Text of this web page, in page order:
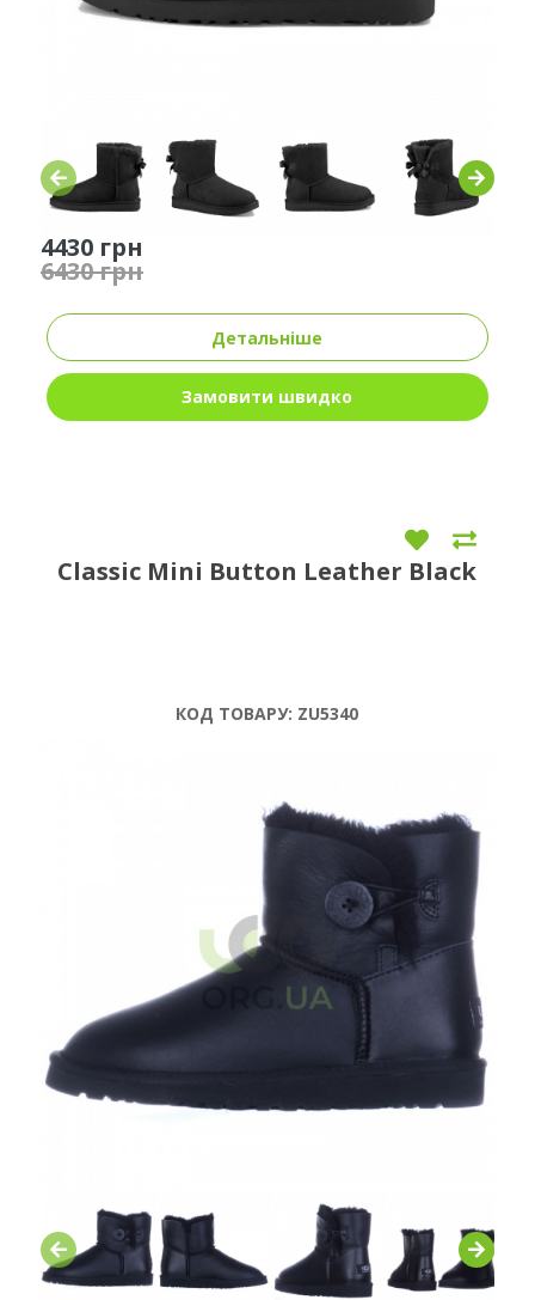
4430 грн
6430 грн
Детальніше
Замовити швидко
Classic Mini Button Leather Black
КОД ТОВАРУ: ZU5340